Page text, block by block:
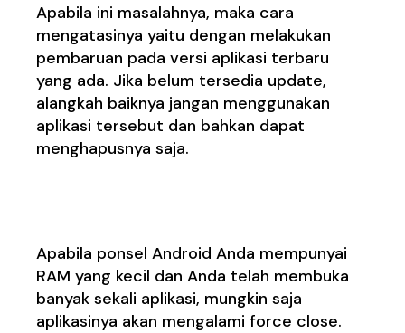
Apabila ini masalahnya, maka cara
mengatasinya yaitu dengan melakukan
pembaruan pada versi aplikasi terbaru
yang ada. Jika belum tersedia update,
alangkah baiknya jangan menggunakan
aplikasi tersebut dan bahkan dapat
menghapusnya saja.
Apabila ponsel Android Anda mempunyai
RAM yang kecil dan Anda telah membuka
banyak sekali aplikasi, mungkin saja
aplikasinya akan mengalami force close.